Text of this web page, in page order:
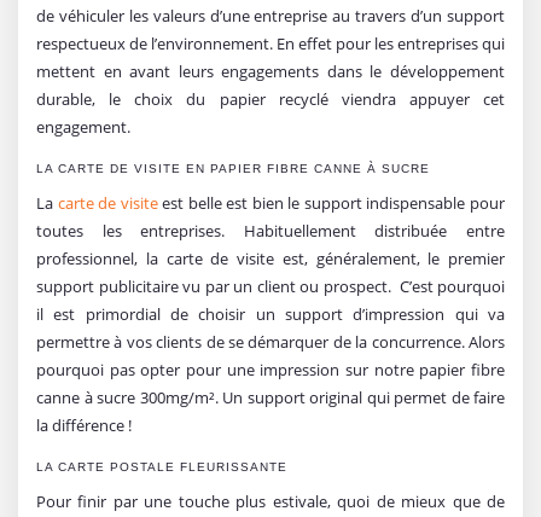
de véhiculer les valeurs d’une entreprise au travers d’un support
respectueux de l’environnement. En effet pour les entreprises qui
mettent en avant leurs engagements dans le développement
durable, le choix du papier recyclé viendra appuyer cet
engagement.
LA CARTE DE VISITE EN PAPIER FIBRE CANNE À SUCRE
La carte de visiteest belle est bien le support indispensable pour
toutes les entreprises. Habituellement distribuée entre
professionnel, la carte de visite est, généralement, le premier
support publicitaire vu par un client ou prospect. C’est pourquoi
il est primordial de choisir un support d’impression qui va
permettre à vos clients de se démarquer de la concurrence. Alors
pourquoi pas opter pour une impression sur notre papier fibre
canne à sucre 300mg/m². Un support original qui permet de faire
la différence !
LA CARTE POSTALE FLEURISSANTE
Pour finir par une touche plus estivale, quoi de mieux que de